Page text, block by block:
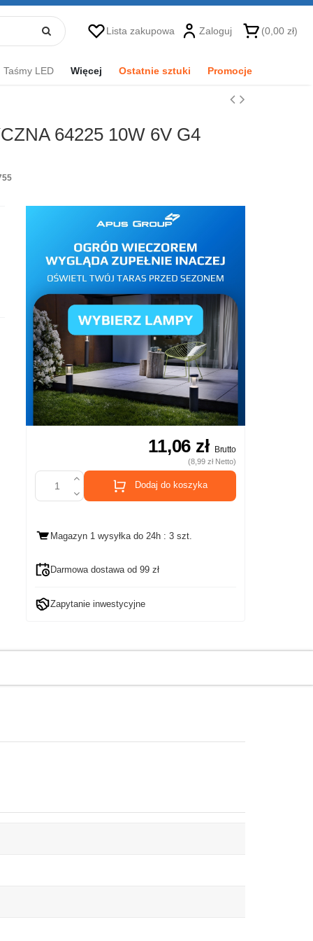
Lista zakupowa Zaloguj (0,00 zł)
Taśmy LED Więcej Ostatnie sztuki Promocje
64225 10W 6V G4
11,06 zł Brutto
(8,99 zł Netto)
Dodaj do koszyka
Magazyn 1 wysyłka do 24h: 3 szt.
Darmowa dostawa od 99 zł
Zapytanie inwestycyjne